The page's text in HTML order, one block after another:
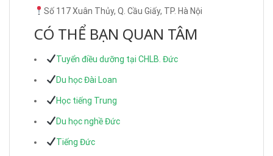
Số 117 Xuân Thủy, Q. Cầu Giấy, TP. Hà Nội
CÓ THỂ BẠN QUAN TÂM
Tuyển điều dưỡng tại CHLB. Đức
Du học Đài Loan
Học tiếng Trung
Du học nghề Đức
Tiếng Đức